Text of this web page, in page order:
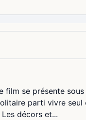
film se présente
parti vivre seul
décors et...